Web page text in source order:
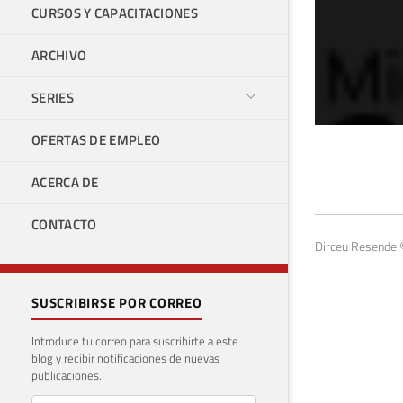
CURSOS Y CAPACITACIONES
ARCHIVO
SERIES
OFERTAS DE EMPLEO
ACERCA DE
CONTACTO
SUSCRIBIRSE POR CORREO
Introduce tu correo para suscribirte a este
blog y recibir notificaciones de nuevas
publicaciones.
10 de
Dirceu